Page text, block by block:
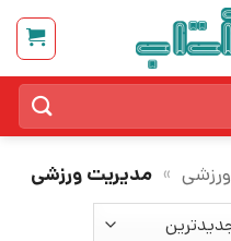
ورزشی » مدیریت ورزشی